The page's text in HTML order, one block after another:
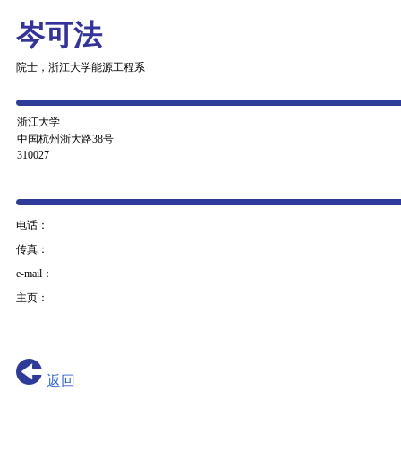
岑可法
院士，浙江大学能源工程系
浙江大学
中国杭州浙大路38号
310027
电话：
传真：
e-mail：
主页：
返回